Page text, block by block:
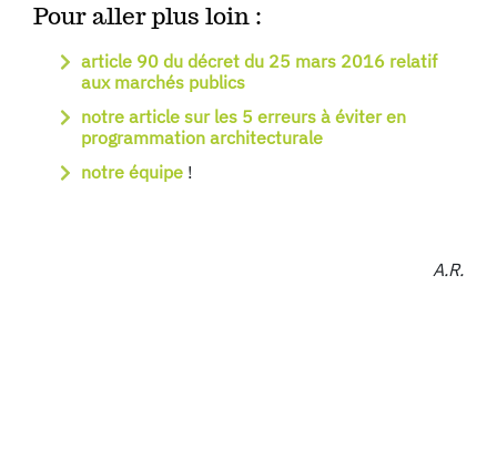
Pour aller plus loin :
article 90 du décret du 25 mars 2016 relatif
aux marchés publics
notre article sur les 5 erreurs à éviter en
programmation architecturale
notre équipe !
A.R.